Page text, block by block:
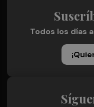
Todos los días